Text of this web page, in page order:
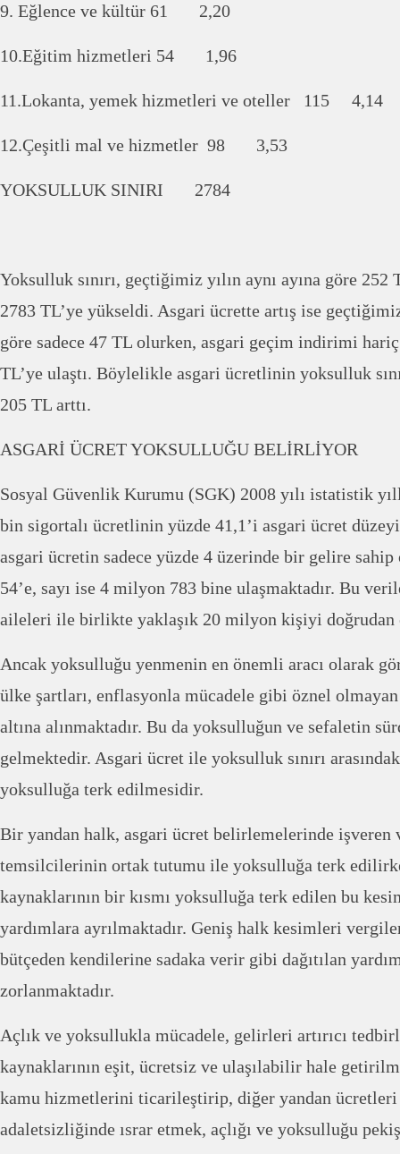
9. Eğlence ve kültür 61 2,20
10.Eğitim hizmetleri 54 1,96
11.Lokanta, yemek hizmetleri ve oteller 115 4,14
12.Çeşitli mal ve hizmetler 98 3,53
YOKSULLUK SINIRI 2784
Yoksulluk sınırı, geçtiğimiz yılın aynı ayına göre 252
2783 TL’ye yükseldi. Asgari ücrette artış ise
göre sadece 47 TL olurken, asgari geçim indirimi
TL’ye ulaştı. Böylelikle asgari ücretlinin yoksulluk
205 TL arttı.
ASGARİ ÜCRET YOKSULLUĞU BELİRLİYOR
Sosyal Güvenlik Kurumu (SGK) 2008 yılı istatistik
bin sigortalı ücretlinin yüzde 41,1’i asgari ücret
asgari ücretin sadece yüzde 4 üzerinde bir gelire
54’e, sayı ise 4 milyon 783 bine ulaşmaktadır. Bu
aileleri ile birlikte yaklaşık 20 milyon kişiyi doğrudan
Ancak yoksulluğu yenmenin en önemli aracı olarak
ülke şartları, enflasyonla mücadele gibi öznel
altına alınmaktadır. Bu da yoksulluğun ve sefaletin
gelmektedir. Asgari ücret ile yoksulluk sınırı
yoksulluğa terk edilmesidir.
Bir yandan halk, asgari ücret belirlemelerinde işveren
temsilcilerinin ortak tutumu ile yoksulluğa terk
kaynaklarının bir kısmı yoksulluğa terk edilen bu
yardımlara ayrılmaktadır. Geniş halk kesimleri
bütçeden kendilerine sadaka verir gibi dağıtılan
zorlanmaktadır.
Açlık ve yoksullukla mücadele, gelirleri artırıcı
kaynaklarının eşit, ücretsiz ve ulaşılabilir hale
kamu hizmetlerini ticarileştirip, diğer yandan ücretleri
adaletsizliğinde ısrar etmek, açlığı ve yoksulluğu